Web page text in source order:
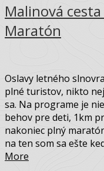
Malinová
Maratón
Oslavy letného
plné turistov, nikto
sa. Na programe je
behov pre deti, 1km
nakoniec plný
na ten som sa ešte
More